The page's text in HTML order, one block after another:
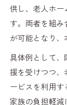
供し、老人ホー
す。両者を組
が可能となり、
具体例として
援を受けつつ
ービスを利用す
家族の負担軽